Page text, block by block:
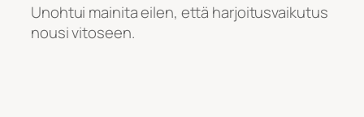
Unohtui mainita eilen, että harjoitusvaikutus
nousi vitoseen.